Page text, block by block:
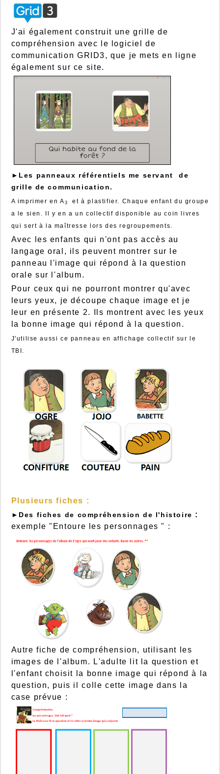
J'ai également construit une grille de
compréhension avec le logiciel de
communication GRID3, que je mets en ligne
également sur ce site.
►Les panneaux référentiels me servant de
grille de communication.
A imprimer en A 3
et à plastifier. Chaque enfant du groupe
a le sien. Il y en a un collectif disponible au coin livres
qui sert à la maîtresse lors des regroupements.
Avec les enfants qui n'ont pas accès au
langage oral, ils peuvent montrer sur le
panneau l'image qui répond à la question
orale sur l'album.
Pour ceux qui ne pourront montrer qu'avec
leurs yeux, je découpe chaque image et je
leur en présente 2. Ils montrent avec les yeux
la bonne image qui répond à la question.
J'utilise aussi ce panneau en affichage collectif sur le
TBI.
Plusieurs fiches :
►Des fiches de compréhension de l'histoire :
exemple "Entoure les personnages " :
Autre fiche de compréhension, utilisant les
images de l'album. L'adulte lit la question et
l'enfant choisit la bonne image qui répond à la
question, puis il colle cette image dans la
case prévue :